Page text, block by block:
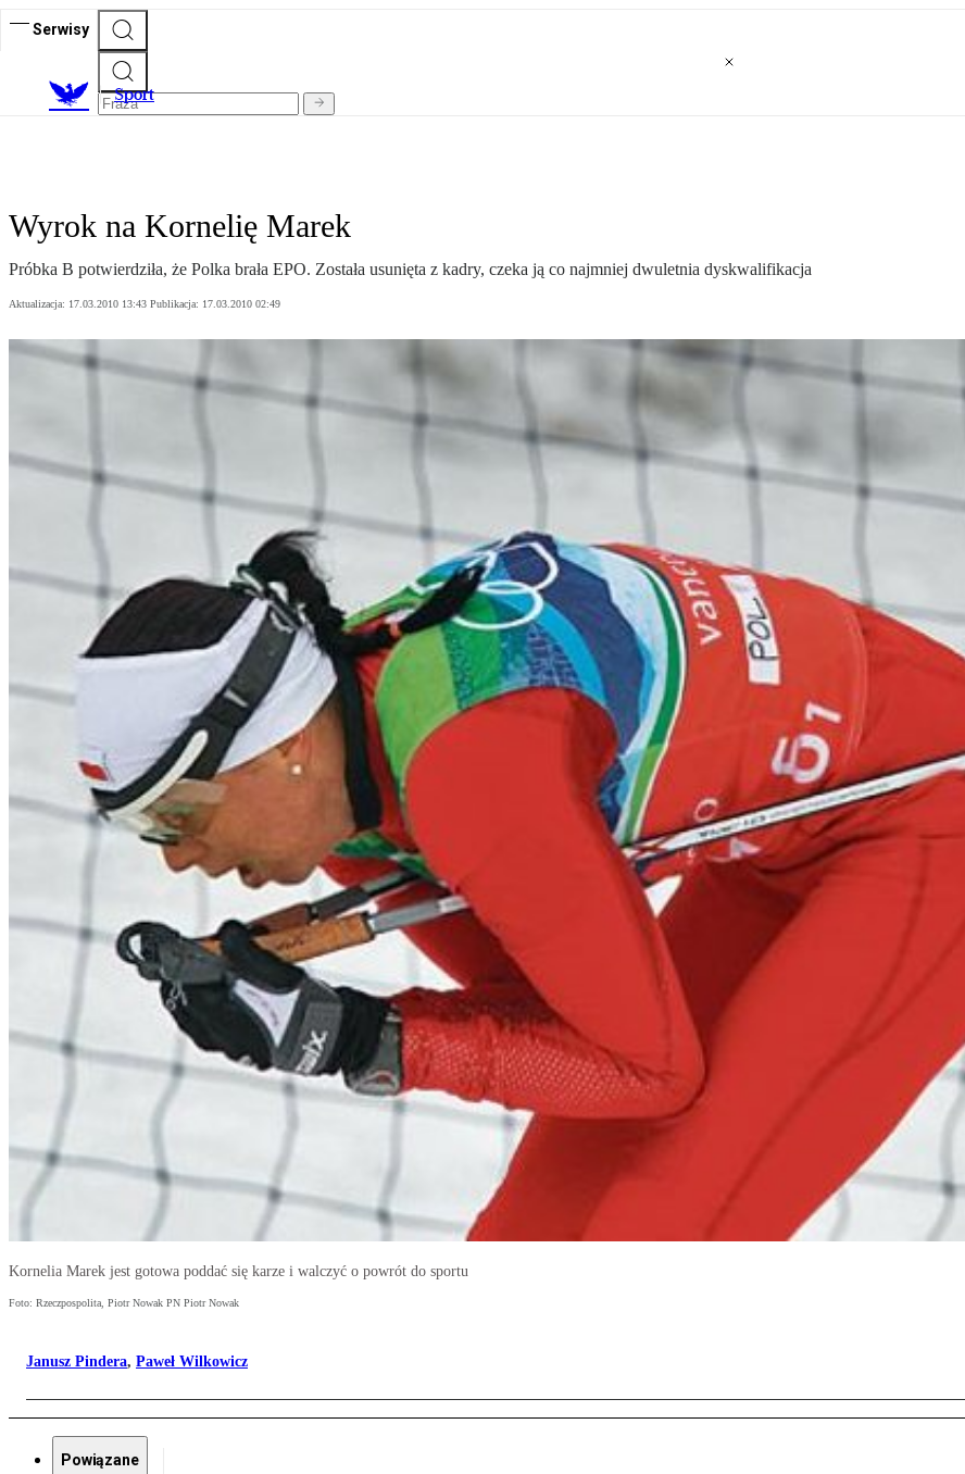
Serwisy
Sport
Wyrok na Kornelię Marek
Próbka B potwierdziła, że Polka brała EPO. Została usunięta z kadry, czeka ją co najmniej dwuletnia dyskwalifikacja
Aktualizacja: 17.03.2010 13:43 Publikacja: 17.03.2010 02:49
Kornelia Marek jest gotowa poddać się karze i walczyć o powrót do sportu
Foto: Rzeczpospolita, Piotr Nowak PN Piotr Nowak
Janusz Pindera, Paweł Wilkowicz
Powiązane